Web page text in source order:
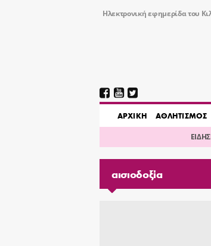
Ηλεκτρονική εφημερίδα του
AΡΧΙΚΗ ΑΘΛΗΤΙΣΜΟΣ
αισιοδοξία